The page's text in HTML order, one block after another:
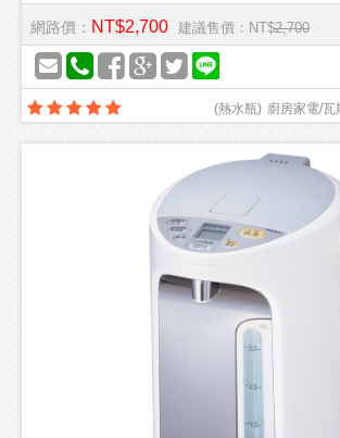
網路價： NT$2,700 建議售價：NT$2,700
廚房家電/瓦
(熱水瓶)